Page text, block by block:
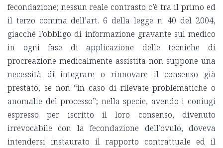
fecondazione; nessun reale contrasto c’è tra il primo ed
il terzo comma dell’art. 6 della legge n. 40 del 2004,
giacché l’obbligo di informazione gravante sul medico
in ogni fase di applicazione delle tecniche di
procreazione medicalmente assistita non suppone una
necessità di integrare o rinnovare il consenso già
prestato, se non “in caso di rilevate problematiche o
anomalie del processo”; nella specie, avendo i coniugi
espresso per iscritto il loro consenso, divenuto
irrevocabile con la fecondazione dell’ovulo, doveva
intendersi instaurato il rapporto contrattuale ed il